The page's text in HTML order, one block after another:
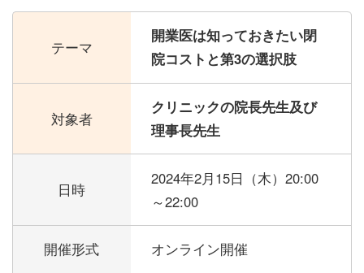
テーマ
開業医は知っておきたい閉
院コストと第3の選択肢
対象者
クリニックの院長先生及び
理事長先生
日時
2024年2月15日（木）20:00
～22:00
開催形式 オンライン開催